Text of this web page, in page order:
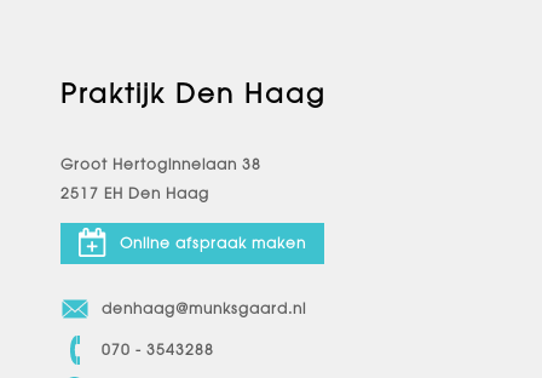
Praktijk Den Haag
Groot Hertoginnelaan 38
2517 EH Den Haag
Online afspraak maken
denhaag@munksgaard.nl
070 - 3543288